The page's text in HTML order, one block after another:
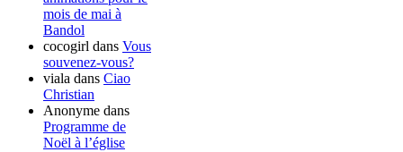
mois de mai à
Bandol
cocogirl dans Vous
souvenez-vous?
viala dans Ciao
Christian
Anonyme dans
Programme de
Noël à l’église